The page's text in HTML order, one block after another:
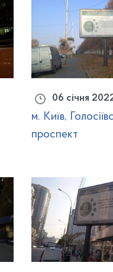
06 січня
м. Київ,
проспект